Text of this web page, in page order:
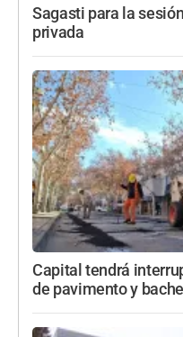
Sagasti para la
privada
Capital tendrá
de pavimento y